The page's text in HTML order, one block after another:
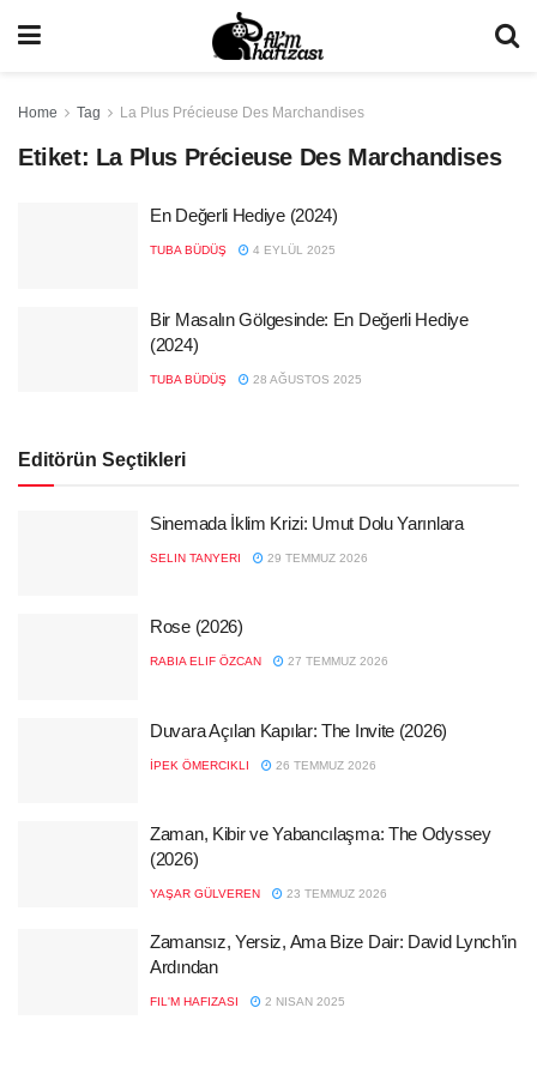
Home Tag La Plus Précieuse Des Marchandises
Etiket: La Plus Précieuse Des Marchandises
En Değerli Hediye (2024)
TUBA BÜDÜŞ 4 EYLÜL 2025
Bir Masalın Gölgesinde: En Değerli Hediye
(2024)
TUBA BÜDÜŞ 28 AĞUSTOS 2025
Editörün Seçtikleri
Sinemada İklim Krizi: Umut Dolu Yarınlara
SELIN TANYERI 29 TEMMUZ 2026
Rose (2026)
RABIA ELIF ÖZCAN 27 TEMMUZ 2026
Duvara Açılan Kapılar: The Invite (2026)
İPEK ÖMERCIKLI 26 TEMMUZ 2026
Zaman, Kibir ve Yabancılaşma: The Odyssey
(2026)
YAŞAR GÜLVEREN 23 TEMMUZ 2026
Zamansız, Yersiz, Ama Bize Dair: David Lynch’in
Ardından
FIL'M HAFIZASI 2 NISAN 2025